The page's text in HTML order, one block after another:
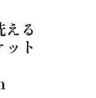
る
ト